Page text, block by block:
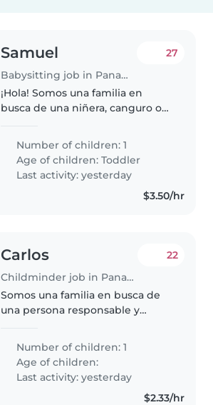
Samuel
Babysitting job in Panama City
27
¡Hola! Somos una familia en
busca de una niñera, canguro o
pequeño. Es cariñoso, muy
energético y curioso.
Necesitamos a alguien cómodo/a
cocinando y..
Number of children: 1
Age of children:Toddler
Last activity: yesterday
$3.50/hr
Carlos
Childminder job in Panama City
22
Somos una familia en busca de
una persona responsable y
Buscamos a alguien amable,
organizada y con buena actitud,
que también..
Number of children: 1
Age of children:
Last activity: yesterday
$2.33/hr